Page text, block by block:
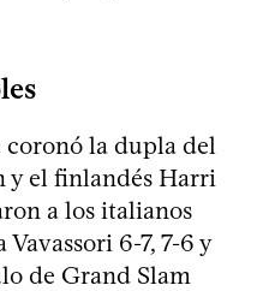
coronó la dupla del
el finlandés Harri
a los italianos
6-7, 7-6 y
de Grand Slam